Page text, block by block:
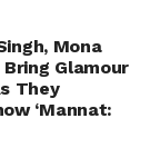
Mona
Glamour
They
‘Mannat: